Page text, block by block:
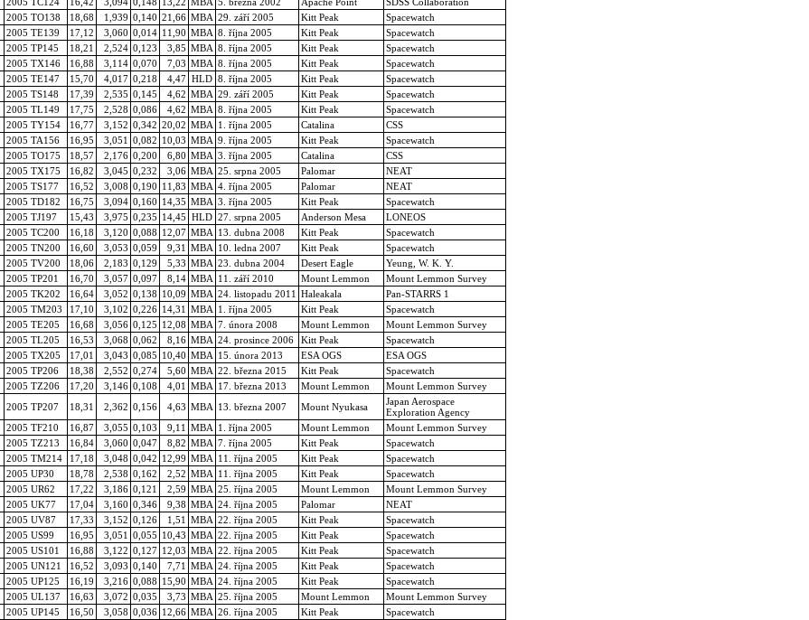
2005 TO138 18,68 1,939 0,140 21,66 MBA 29. září 2005 Kitt Peak
Spacewatch
2005 TE139 17,12 3,060 0,014 11,90 MBA 8. října 2005 Kitt Peak
Spacewatch
2005 TP145 18,21 2,524 0,123 3,85 MBA 8. října 2005 Kitt Peak
Spacewatch
2005 TX146 16,88 3,114 0,070 7,03 MBA 8. října 2005 Kitt Peak
Spacewatch
2005 TE147 15,70 4,017 0,218 4,47 HLD 8. října 2005 Kitt Peak
Spacewatch
2005 TS148 17,39 2,535 0,145 4,62 MBA 29. září 2005 Kitt Peak
Spacewatch
2005 TL149 17,75 2,528 0,086 4,62 MBA 8. října 2005 Kitt Peak
Spacewatch
2005 TY154 16,77 3,152 0,342 20,02 MBA 1. října 2005 Catalina
CSS
2005 TA156 16,95 3,051 0,082 10,03 MBA 9. října 2005 Kitt Peak
Spacewatch
2005 TO175 18,57 2,176 0,200 6,80 MBA 3. října 2005 Catalina
CSS
2005 TX175 16,82 3,045 0,232 3,06 MBA 25. srpna 2005 Palomar
NEAT
2005 TS177 16,52 3,008 0,190 11,83 MBA 4. října 2005 Palomar
NEAT
2005 TD182 16,75 3,094 0,160 14,35 MBA 3. října 2005 Kitt Peak
Spacewatch
2005 TJ197 15,43 3,975 0,235 14,45 HLD 27. srpna 2005 Anderson Mesa
LONEOS
2005 TC200 16,18 3,120 0,088 12,07 MBA 13. dubna 2008 Kitt Peak
Spacewatch
2005 TN200 16,60 3,053 0,059 9,31 MBA 10. ledna 2007 Kitt Peak
Spacewatch
2005 TV200 18,06 2,183 0,129 5,33 MBA 23. dubna 2004 Desert Eagle
Yeung, W. K. Y.
2005 TP201 16,70 3,057 0,097 8,14 MBA 11. září 2010 Mount Lemmon
Mount Lemmon Survey
2005 TK202 16,64 3,052 0,138 10,09 MBA 24. listopadu 2011 Haleakala
Pan-STARRS 1
2005 TM203 17,10 3,102 0,226 14,31 MBA 1. října 2005 Kitt Peak
Spacewatch
2005 TE205 16,68 3,056 0,125 12,08 MBA 7. února 2008 Mount Lemmon
Mount Lemmon Survey
2005 TL205 16,53 3,068 0,062 8,16 MBA 24. prosince 2006 Kitt Peak
Spacewatch
2005 TX205 17,01 3,043 0,085 10,40 MBA 15. února 2013 ESA OGS
ESA OGS
2005 TP206 18,38 2,552 0,274 5,60 MBA 22. března 2015 Kitt Peak
Spacewatch
2005 TZ206 17,20 3,146 0,108 4,01 MBA 17. března 2013 Mount Lemmon
Mount Lemmon Survey
2005 TP207 18,31 2,362 0,156 4,63 MBA 13. března 2007 Mount Nyukasa
Japan Aerospace
Exploration Agency
2005 TF210 16,87 3,055 0,103 9,11 MBA 1. října 2005 Mount Lemmon
Mount Lemmon Survey
2005 TZ213 16,84 3,060 0,047 8,82 MBA 7. října 2005 Kitt Peak
Spacewatch
2005 TM214 17,18 3,048 0,042 12,99 MBA 11. října 2005 Kitt Peak
Spacewatch
2005 UP30 18,78 2,538 0,162 2,52 MBA 11. října 2005 Kitt Peak
Spacewatch
2005 UR62 17,22 3,186 0,121 2,59 MBA 25. října 2005 Mount Lemmon
Mount Lemmon Survey
2005 UK77 17,04 3,160 0,346 9,38 MBA 24. října 2005 Palomar
NEAT
2005 UV87 17,33 3,152 0,126 1,51 MBA 22. října 2005 Kitt Peak
Spacewatch
2005 US99 16,95 3,051 0,055 10,43 MBA 22. října 2005 Kitt Peak
Spacewatch
2005 US101 16,88 3,122 0,127 12,03 MBA 22. října 2005 Kitt Peak
Spacewatch
2005 UN121 16,52 3,093 0,140 7,71 MBA 24. října 2005 Kitt Peak
Spacewatch
2005 UP125 16,19 3,216 0,088 15,90 MBA 24. října 2005 Kitt Peak
Spacewatch
2005 UL137 16,63 3,072 0,035 3,73 MBA 25. října 2005 Mount Lemmon
Mount Lemmon Survey
2005 UP145 16,50 3,058 0,036 12,66 MBA 26. října 2005 Kitt Peak Spacewatch